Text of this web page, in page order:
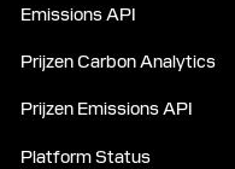
Emissions API
Prijzen Carbon Analytics
Prijzen Emissions API
Platform Status